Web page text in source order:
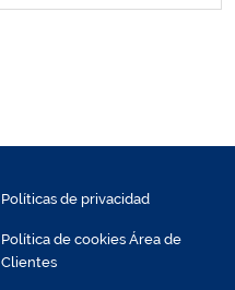
Políticas de privacidad
Política de cookies Área de
Clientes